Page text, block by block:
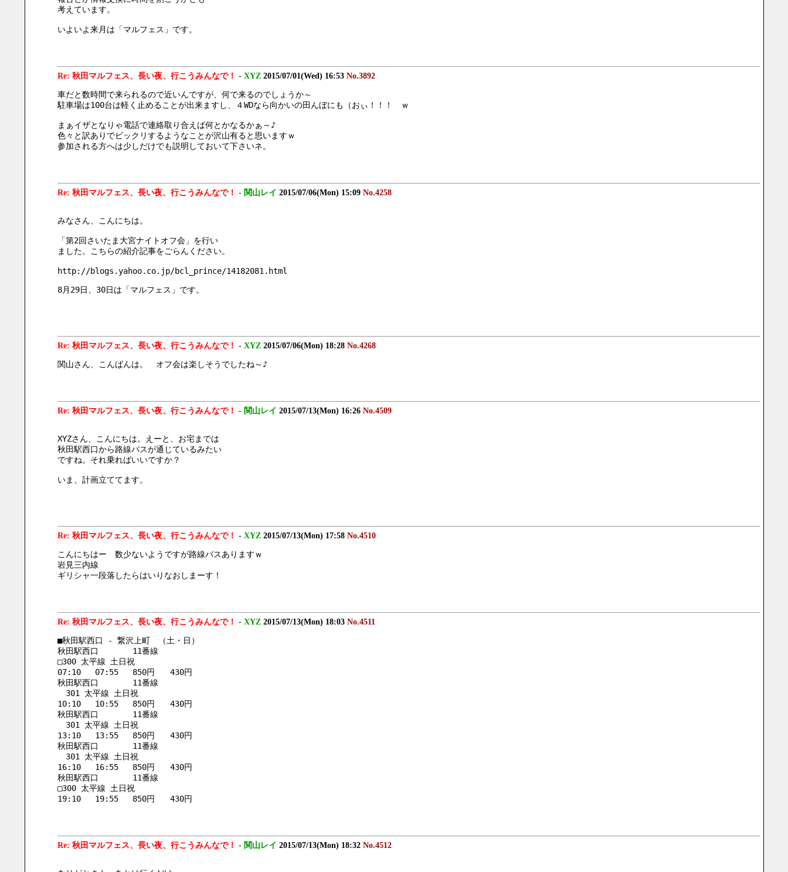
考えています。
いよいよ来月は「マルフェス」です。
Re: 秋田マルフェス、長い夜、行こうみんなで！ - XYZ 2015/07/01(Wed) 16:53 No.3892
車だと数時間で来られるので近いんですが、何で来るのでしょうか～
駐車場は100台は軽く止めることが出来ますし、４WDなら向かいの田んぼにも（おぃ！！！　ｗ
まぁイザとなりゃ電話で連絡取り合えば何とかなるかぁ～♪
色々と訳ありでビックリするようなことが沢山有ると思いますｗ
参加される方へは少しだけでも説明しておいて下さいネ。
Re: 秋田マルフェス、長い夜、行こうみんなで！ - 関山レイ 2015/07/06(Mon) 15:09 No.4258
みなさん、こんにちは。
「第2回さいたま大宮ナイトオフ会」を行い
ました。こちらの紹介記事をごらんください。
http://blogs.yahoo.co.jp/bcl_prince/14182081.html
8月29日、30日は「マルフェス」です。
Re: 秋田マルフェス、長い夜、行こうみんなで！ - XYZ 2015/07/06(Mon) 18:28 No.4268
関山さん、こんばんは。　オフ会は楽しそうでしたね～♪
Re: 秋田マルフェス、長い夜、行こうみんなで！ - 関山レイ 2015/07/13(Mon) 16:26 No.4509
XYZさん、こんにちは。えーと、お宅までは
秋田駅西口から路線バスが通じているみたい
ですね。それ乗ればいいですか？
いま、計画立ててます。
Re: 秋田マルフェス、長い夜、行こうみんなで！ - XYZ 2015/07/13(Mon) 17:58 No.4510
こんにちはー　数少ないようですが路線バスありますｗ
岩見三内線
ギリシャ一段落したらはいりなおしまーす！
Re: 秋田マルフェス、長い夜、行こうみんなで！ - XYZ 2015/07/13(Mon) 18:03 No.4511
■秋田駅西口 - 繋沢上町　（土・日）
□300 太平線 土日祝
07:10	07:55	850円	430円
301 太平線 土日祝
10:10	10:55	850円	430円
301 太平線 土日祝
13:10	13:55	850円	430円
301 太平線 土日祝
16:10	16:55	850円	430円
□300 太平線 土日祝
19:10	19:55	850円	430円
Re: 秋田マルフェス、長い夜、行こうみんなで！ - 関山レイ 2015/07/13(Mon) 18:32 No.4512